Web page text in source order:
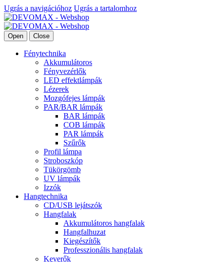
Ugrás a navigációhoz Ugrás a tartalomhoz
Open Close
Fénytechnika
Akkumulátoros
Fényvezérlők
LED effektlámpák
Lézerek
Mozgófejes lámpák
PAR/BAR lámpák
BAR lámpák
COB lámpák
PAR lámpák
Szűrők
Profil lámpa
Stroboszkóp
Tükörgömb
UV lámpák
Izzók
Hangtechnika
CD/USB lejátszók
Hangfalak
Akkumulátoros hangfalak
Hangfalhuzat
Kiegészítők
Professzionális hangfalak
Keverők